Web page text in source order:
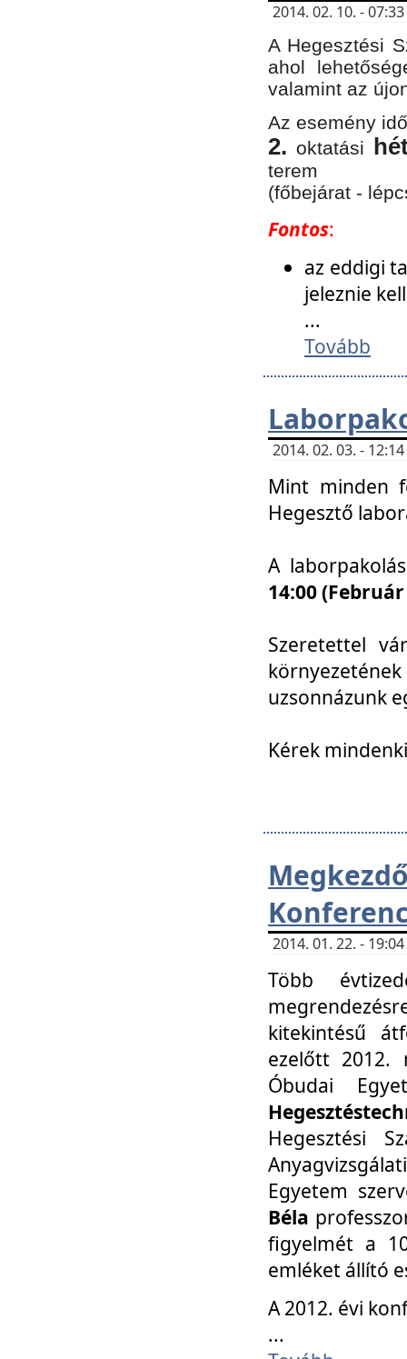
2014. 02. 10. -
A Hegesztési
ahol
valamint az
Az esemény
2. oktatási
terem
(főbejárat -
Fontos:
az eddigi
jeleznie
...
Tovább
2014. 02. 03. -
Mint minden
Hegesztő
A
14:00
Szeretettel
uzsonnázunk
Kérek
2014. 01. 22. -
Több
kitekintésű
ezelőtt 2012.
Óbudai
Hegesztési
Egyetem
Béla
figyelmét a
emléket állító
A 2012. évi
...